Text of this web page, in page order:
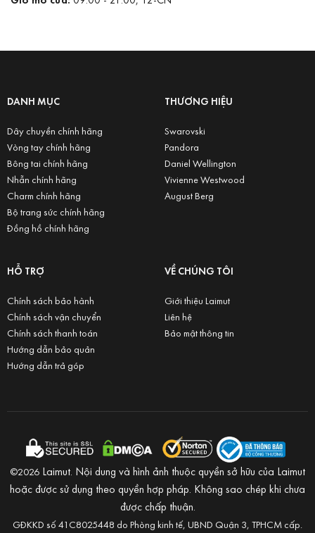
DANH MỤC
Dây chuyền chính hãng
Vòng tay chính hãng
Bông tai chính hãng
Nhẫn chính hãng
Charm chính hãng
Bộ trang sức chính hãng
Đồng hồ chính hãng
THƯƠNG HIỆU
Swarovski
Pandora
Daniel Wellington
Vivienne Westwood
August Berg
HỖ TRỢ
Chính sách bảo hành
Chính sách vận chuyển
Chính sách thanh toán
Hướng dẫn bảo quản
Hướng dẫn trả góp
VỀ CHÚNG TÔI
Giới thiệu Laimut
Liên hệ
Bảo mật thông tin
©2026 Laimut. Nội dung và hình ảnh thuộc quyền sở hữu của Laimut
hoặc được sử dụng theo quyền hợp pháp. Không sao chép khi chưa
được chấp thuận.
GĐKKD số 41C8025448 do Phòng kinh tế, UBND Quận 3, TPHCM cấp.